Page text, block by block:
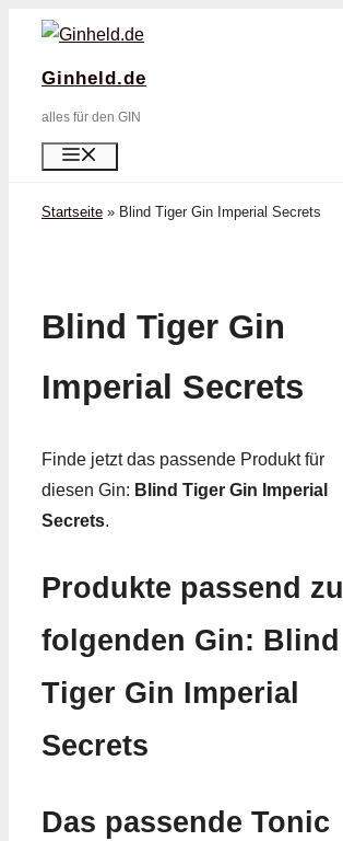
Zum
springen
Ginheld.de
alles für den GIN
Startseite » Blind Tiger Gin Imperial Secrets
Blind Tiger Gin
Imperial Secrets
Finde jetzt das passende Produkt für
diesen Gin: Blind Tiger Gin Imperial
Secrets.
Produkte passend zu
folgenden Gin: Blind
Tiger Gin Imperial
Secrets
Das passende Tonic